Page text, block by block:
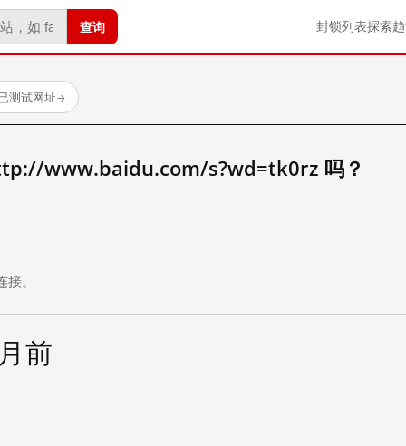
查询 封锁列表探索
测试网址→
www.baidu.com/s?wd=tk0rz 吗？
。
前